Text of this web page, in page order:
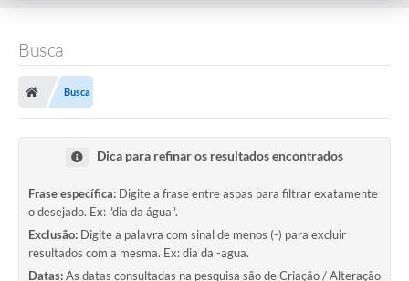
Busca
Busca
Dica para refinar os resultados encontrados
Frase específica: Digite a frase entre aspas para filtrar exatamente
o desejado. Ex: "dia da água".
Exclusão: Digite a palavra com sinal de menos (-) para excluir
resultados com a mesma. Ex: dia da -agua.
Datas:As datas consultadas na pesquisa são de Criação / Alteração